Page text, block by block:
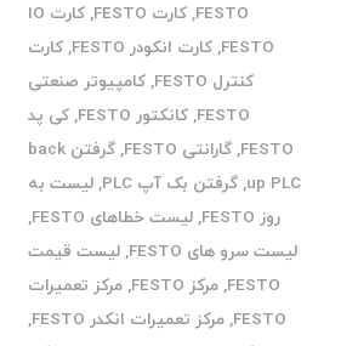
FESTO
,کارت FESTO ,
کارت IO
FESTO
,کارت انکودر FESTO ,کارت
کنترل FESTO
,کامپیوتر صنعتی
FESTO
,کانکتور FESTO ,کی پد
FESTO
,گارانتی FESTO ,
گرفتن back
up PLC
,گرفتن بک آپ PLC ,لیست به
روز FESTO
,لیست خطاهای FESTO
,
لیست سرو های FESTO
,لیست قیمت
FESTO
,مرکز FESTO ,مرکز تعمیرات
FESTO
,مرکز تعمیرات انکدر FESTO
,